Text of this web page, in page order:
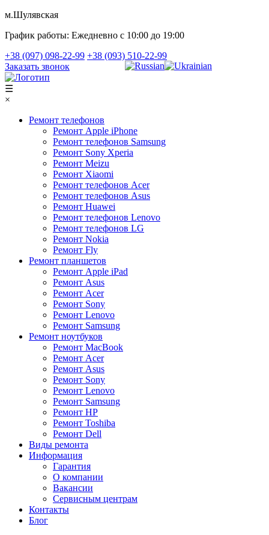
м.Шулявская
График работы: Ежедневно с 10:00 до 19:00
+38 (097) 098-22-99 +38 (093) 510-22-99
Заказать звонок
☰
×
Ремонт телефонов
Ремонт Apple iPhone
Ремонт телефонов Samsung
Ремонт Sony Xperia
Ремонт Meizu
Ремонт Xiaomi
Ремонт телефонов Acer
Ремонт телефонов Asus
Ремонт Huawei
Ремонт телефонов Lenovo
Ремонт телефонов LG
Ремонт Nokia
Ремонт Fly
Ремонт планшетов
Ремонт Apple iPad
Ремонт Asus
Ремонт Acer
Ремонт Sony
Ремонт Lenovo
Ремонт Samsung
Ремонт ноутбуков
Ремонт MacBook
Ремонт Acer
Ремонт Asus
Ремонт Sony
Ремонт Lenovo
Ремонт Samsung
Ремонт HP
Ремонт Toshiba
Ремонт Dell
Виды ремонта
Информация
Гарантия
О компании
Вакансии
Сервисным центрам
Контакты
Блог